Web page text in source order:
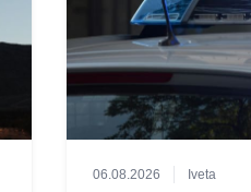
06.08.2026 Iveta